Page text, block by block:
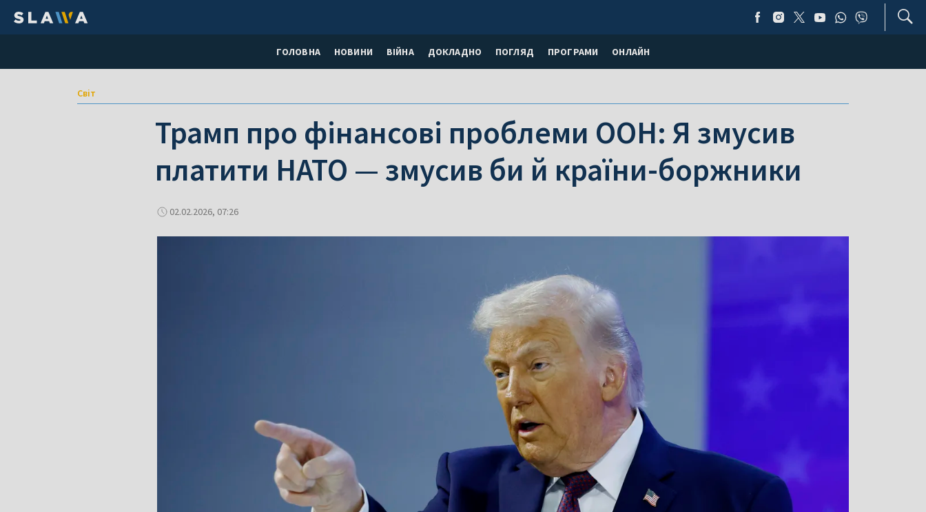
ГОЛОВНА НОВИНИ ВІЙНА ДОКЛАДНО ПОГЛЯД ПРОГРАМИ ОНЛАЙН
Світ
Трамп про фінансові проблеми ООН: Я змусив
платити НАТО — змусив би й країни-боржники
02.02.2026, 07:26